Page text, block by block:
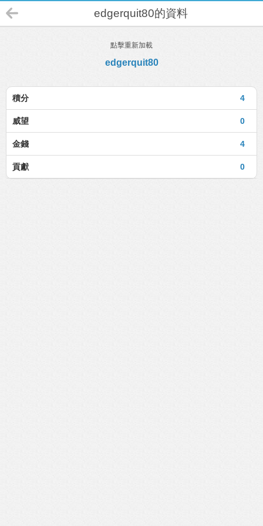
edgerquit80的資料
點擊重新加載
edgerquit80
4
積分
0
威望
4
金錢
0
貢獻